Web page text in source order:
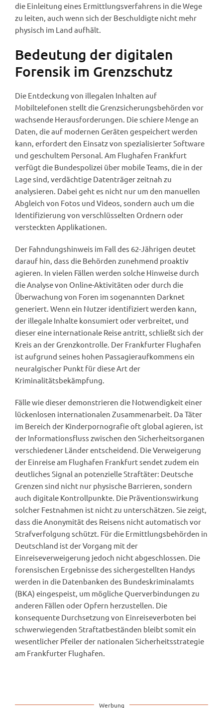
die Einleitung eines Ermittlungsverfahrens in die Wege
zu leiten, auch wenn sich der Beschuldigte nicht mehr
physisch im Land aufhält.
Bedeutung der digitalen
Forensik im Grenzschutz
Die Entdeckung von illegalen Inhalten auf
Mobiltelefonen stellt die Grenzsicherungsbehörden vor
wachsende Herausforderungen. Die schiere Menge an
Daten, die auf modernen Geräten gespeichert werden
kann, erfordert den Einsatz von spezialisierter Software
und geschultem Personal. Am Flughafen Frankfurt
verfügt die Bundespolizei über mobile Teams, die in der
Lage sind, verdächtige Datenträger zeitnah zu
analysieren. Dabei geht es nicht nur um den manuellen
Abgleich von Fotos und Videos, sondern auch um die
Identifizierung von verschlüsselten Ordnern oder
versteckten Applikationen.
Der Fahndungshinweis im Fall des 62-Jährigen deutet
darauf hin, dass die Behörden zunehmend proaktiv
agieren. In vielen Fällen werden solche Hinweise durch
die Analyse von Online-Aktivitäten oder durch die
Überwachung von Foren im sogenannten Darknet
generiert. Wenn ein Nutzer identifiziert werden kann,
der illegale Inhalte konsumiert oder verbreitet, und
dieser eine internationale Reise antritt, schließt sich der
Kreis an der Grenzkontrolle. Der Frankfurter Flughafen
ist aufgrund seines hohen Passagieraufkommens ein
neuralgischer Punkt für diese Art der
Kriminalitätsbekämpfung.
Fälle wie dieser demonstrieren die Notwendigkeit einer
lückenlosen internationalen Zusammenarbeit. Da Täter
im Bereich der Kinderpornografie oft global agieren, ist
der Informationsfluss zwischen den Sicherheitsorganen
verschiedener Länder entscheidend. Die Verweigerung
der Einreise am Flughafen Frankfurt sendet zudem ein
deutliches Signal an potenzielle Straftäter: Deutsche
Grenzen sind nicht nur physische Barrieren, sondern
auch digitale Kontrollpunkte. Die Präventionswirkung
solcher Festnahmen ist nicht zu unterschätzen. Sie zeigt,
dass die Anonymität des Reisens nicht automatisch vor
Strafverfolgung schützt. Für die Ermittlungsbehörden in
Deutschland ist der Vorgang mit der
Einreiseverweigerung jedoch nicht abgeschlossen. Die
forensischen Ergebnisse des sichergestellten Handys
werden in die Datenbanken des Bundeskriminalamts
(BKA) eingespeist, um mögliche Querverbindungen zu
anderen Fällen oder Opfern herzustellen. Die
konsequente Durchsetzung von Einreiseverboten bei
schwerwiegenden Straftatbeständen bleibt somit ein
wesentlicher Pfeiler der nationalen Sicherheitsstrategie
am Frankfurter Flughafen.
Werbung